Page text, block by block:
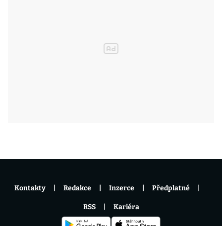
Kontakty Redakce Inzerce Předplatné
RSS Kariéra